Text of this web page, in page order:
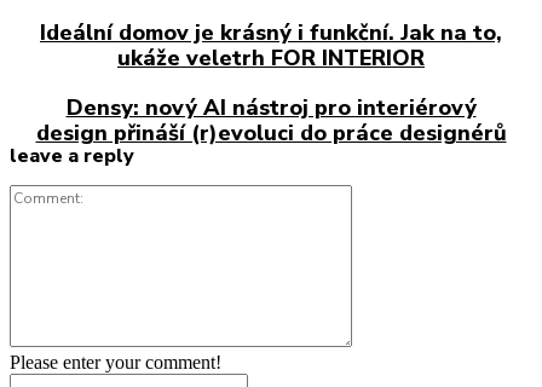
Ideální domov je krásný i funkční. Jak na to,
ukáže veletrh FOR INTERIOR
Densy: nový AI nástroj pro interiérový
design přináší (r)evoluci do práce designérů
leave a reply
Please enter your comment!